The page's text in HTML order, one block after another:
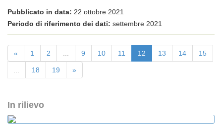
Pubblicato in data: 22 ottobre 2021
Periodo di riferimento dei dati: settembre 2021
« 1 2 9 10 11 12 13 14 15
18 19 »
In rilievo